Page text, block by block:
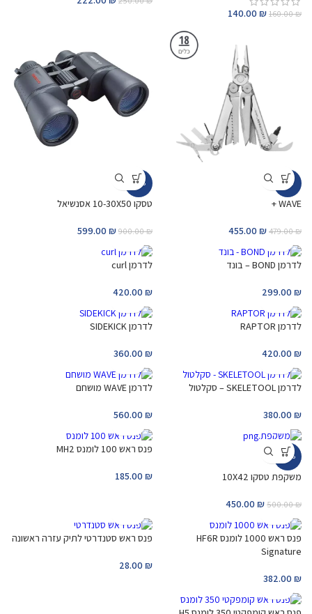
160.00₪
140.00 ₪
-5%
WAVE +
479.00₪
455.00 ₪
-33%
טסקו 10-30X50 אסנשיאל
900.00₪
599.00 ₪
לדרמן BOND – בונד
299.00 ₪
לדרמן curl
420.00 ₪
לדרמן RAPTOR
420.00 ₪
לדרמן SIDEKICK
360.00 ₪
לדרמן SKELETOOL – סקלטול
380.00 ₪
לדרמן WAVE מושחם
560.00 ₪
-10%
משקפת טסקו 10X42
500.00₪
450.00 ₪
פנס ראש 100 לומנס MH2
185.00 ₪
פנס ראש 1000 לומנס HF6R
Signature
382.00 ₪
פנס ראש סטנדרטי לתיק עזרה ראשונה
28.00 ₪